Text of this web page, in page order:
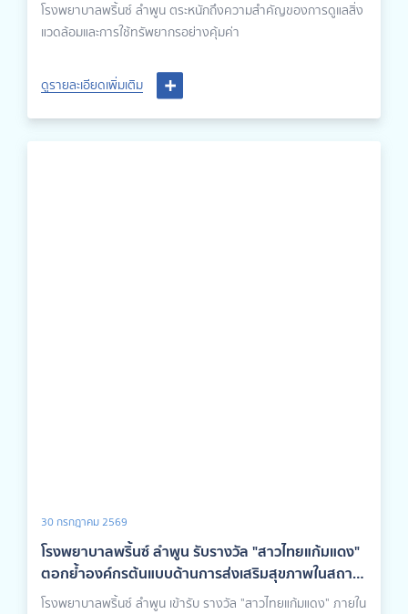
โรงพยาบาลพริ้นซ์ ลำพูน ตระหนักถึงความสำคัญของการดูแลสิ่ง
แวดล้อมและการใช้ทรัพยากรอย่างคุ้มค่า
ดูรายละเอียดเพิ่มเติม
30 กรกฎาคม 2569
โรงพยาบาลพริ้นซ์ ลำพูน รับรางวัล "สาวไทยแก้มแดง"
ตอกย้ำองค์กรต้นแบบด้านการส่งเสริมสุขภาพในสถาน
ประกอบกิจการ
โรงพยาบาลพริ้นซ์ ลำพูน เข้ารับ รางวัล "สาวไทยแก้มแดง" ภายใน